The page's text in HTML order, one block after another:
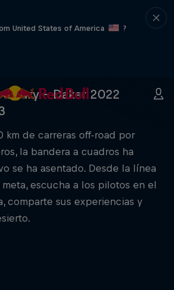
United States of America
?
– Dakar 2022
km de carreras off-road por
la bandera a cuadros ha
se ha asentado. Desde la línea
escucha a los pilotos en el
comparte sus experiencias y